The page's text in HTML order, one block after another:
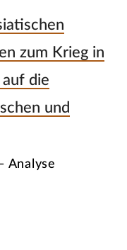
zum Krieg in
auf die
und
Analyse